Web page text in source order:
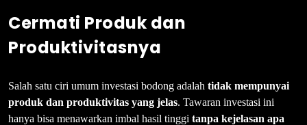
Cermati Produk dan
Produktivitasnya
Salah satu ciri umum investasi bodong adalah tidak mempunyai
produk dan produktivitas yang jelas. Tawaran investasi ini
hanya bisa menawarkan imbal hasil tinggi tanpa kejelasan apa